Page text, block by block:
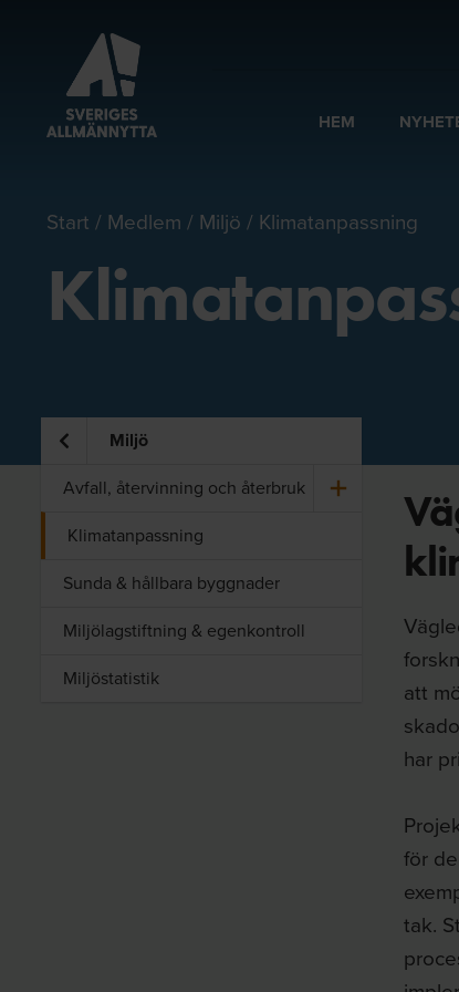
HEM
Start Medlem Miljö Klimatanpassning
Miljö
Av­fall, åter­vin­ning och åter­bruk
Klimatanpassning
Sunda & hållbara byggnader
Miljölagstiftning & egenkontroll
Miljöstatistik
att
har
för
tak.